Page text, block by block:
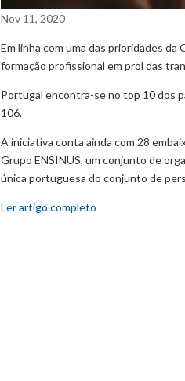
Nov 11, 2020
Em linha com uma das prioridades da
formação profissional em prol das
Portugal encontra-se no top 10 dos
106.
A iniciativa conta ainda com 28
Grupo ENSINUS, um conjunto de
única portuguesa do conjunto de
Ler artigo completo